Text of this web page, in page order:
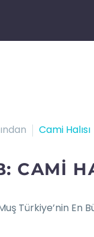
Cami Halısı
CAMI
Türkiye’nin En